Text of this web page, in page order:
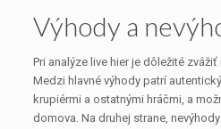
Výhody a
Pri analýze live hier je dôležité
Medzi hlavné výhody patrí
krupiérmi a ostatnými hráčmi, a
domova. Na druhej strane,